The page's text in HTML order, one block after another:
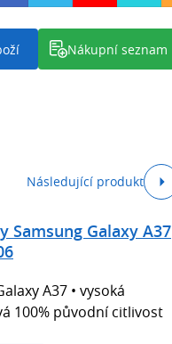
Nákupní seznam
Následující produkt
Samsung Galaxy A37
A37 • vysoká
100% původní citlivost